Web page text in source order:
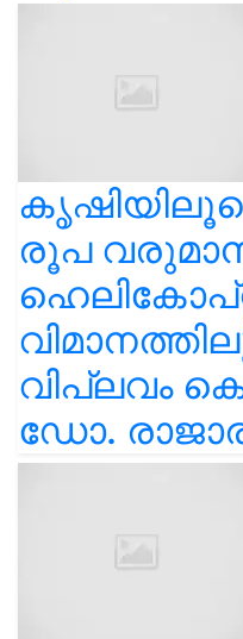
രൂപ
വിപ്ലവം
ഡോ.